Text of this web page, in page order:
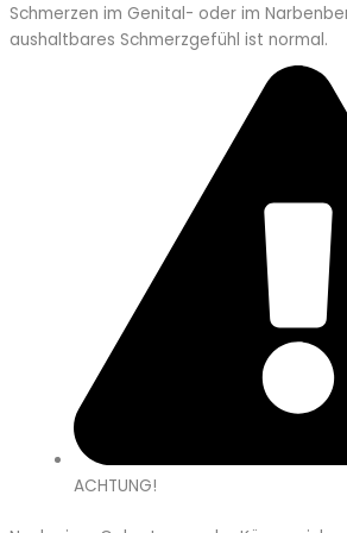
Schmerzen im Genital- oder im
aushaltbares Schmerzgefühl ist normal.
ACHTUNG!